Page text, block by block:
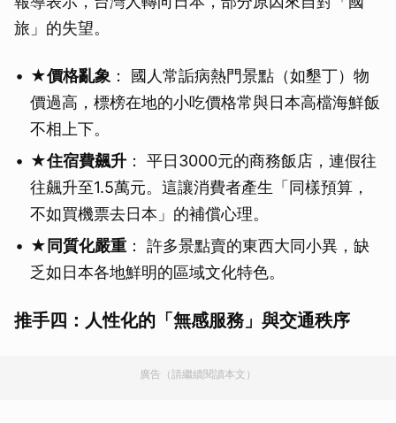
旅」的失望。
★價格亂象 ： 國人常詬病熱門景點（如墾丁）物
價過高，標榜在地的小吃價格常與日本高檔海鮮飯
不相上下。
★住宿費飆升 ： 平日3000元的商務飯店，連假往
往飆升至1.5萬元。這讓消費者產生「同樣預算，
不如買機票去日本」的補償心理。
★ 同質化嚴重 ： 許多景點賣的東西大同小異，缺
乏如日本各地鮮明的區域文化特色。
推手四：人性化的「無感服務」與交通秩序
廣告（請繼續閱讀本文）